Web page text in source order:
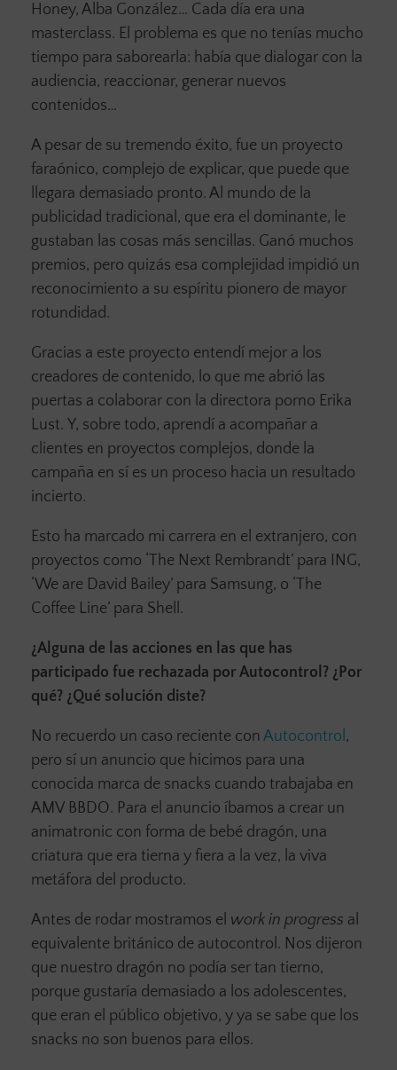
Honey, Alba González… Cada día era una
masterclass. El problema es que no tenías mucho
tiempo para saborearla: había que dialogar con la
audiencia, reaccionar, generar nuevos
contenidos…
A pesar de su tremendo éxito, fue un proyecto
faraónico, complejo de explicar, que puede que
llegara demasiado pronto. Al mundo de la
publicidad tradicional, que era el dominante, le
gustaban las cosas más sencillas. Ganó muchos
premios, pero quizás esa complejidad impidió un
reconocimiento a su espíritu pionero de mayor
rotundidad.
Gracias a este proyecto entendí mejor a los
creadores de contenido, lo que me abrió las
puertas a colaborar con la directora porno Erika
Lust. Y, sobre todo, aprendí a acompañar a
clientes en proyectos complejos, donde la
campaña en sí es un proceso hacia un resultado
incierto.
Esto ha marcado mi carrera en el extranjero, con
proyectos como ‘The Next Rembrandt’ para ING,
‘We are David Bailey’ para Samsung, o ‘The
Coffee Line’ para Shell.
¿Alguna de las acciones en las que has
participado fue rechazada por Autocontrol? ¿Por
qué? ¿Qué solución diste?
No recuerdo un caso reciente con Autocontrol,
pero sí un anuncio que hicimos para una
conocida marca de snacks cuando trabajaba en
AMV BBDO. Para el anuncio íbamos a crear un
animatronic con forma de bebé dragón, una
criatura que era tierna y fiera a la vez, la viva
metáfora del producto.
Antes de rodar mostramos el work in progress al
equivalente británico de autocontrol. Nos dijeron
que nuestro dragón no podía ser tan tierno,
porque gustaría demasiado a los adolescentes,
que eran el público objetivo, y ya se sabe que los
snacks no son buenos para ellos.